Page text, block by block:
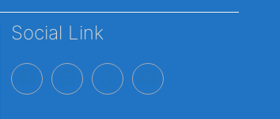
Social Link